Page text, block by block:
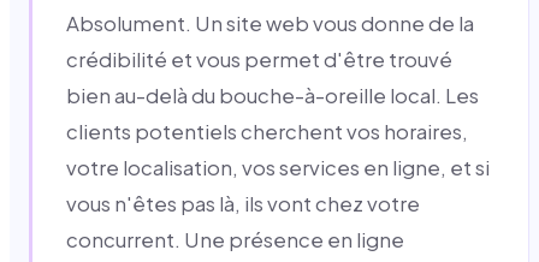
Absolument. Un site web vous donne de la
crédibilité et vous permet d'être trouvé
bien au-delà du bouche-à-oreille local. Les
clients potentiels cherchent vos horaires,
votre localisation, vos services en ligne, et si
vous n'êtes pas là, ils vont chez votre
concurrent. Une présence en ligne